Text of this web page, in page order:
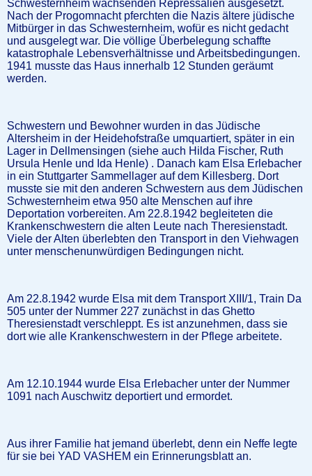
Schwesternheim wachsenden Repressalien ausgesetzt.
Nach der Progomnacht pferchten die Nazis ältere jüdische
Mitbürger in das Schwesternheim, wofür es nicht gedacht
und ausgelegt war. Die völlige Überbelegung schaffte
katastrophale Lebensverhältnisse und Arbeitsbedingungen.
1941 musste das Haus innerhalb 12 Stunden geräumt
werden.
Schwestern und Bewohner wurden in das Jüdische
Altersheim in der Heidehofstraße umquartiert, später in ein
Lager in Dellmensingen (siehe auch Hilda Fischer, Ruth
Ursula Henle und Ida Henle) . Danach kam Elsa Erlebacher
in ein Stuttgarter Sammellager auf dem Killesberg. Dort
musste sie mit den anderen Schwestern aus dem Jüdischen
Schwesternheim etwa 950 alte Menschen auf ihre
Deportation vorbereiten. Am 22.8.1942 begleiteten die
Krankenschwestern die alten Leute nach Theresienstadt.
Viele der Alten überlebten den Transport in den Viehwagen
unter menschenunwürdigen Bedingungen nicht.
Am 22.8.1942 wurde Elsa mit dem Transport XIII/1, Train Da
505 unter der Nummer 227 zunächst in das Ghetto
Theresienstadt verschleppt. Es ist anzunehmen, dass sie
dort wie alle Krankenschwestern in der Pflege arbeitete.
Am 12.10.1944 wurde Elsa Erlebacher unter der Nummer
1091 nach Auschwitz deportiert und ermordet.
Aus ihrer Familie hat jemand überlebt, denn ein Neffe legte
für sie bei YAD VASHEM ein Erinnerungsblatt an.